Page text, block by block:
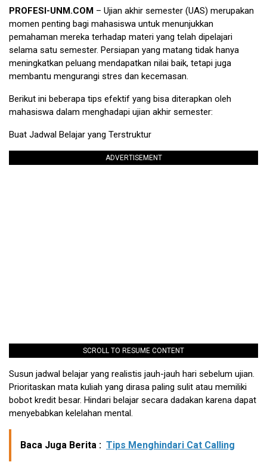
PROFESI-UNM.COM – Ujian akhir semester (UAS) merupakan
momen penting bagi mahasiswa untuk menunjukkan
pemahaman mereka terhadap materi yang telah dipelajari
selama satu semester. Persiapan yang matang tidak hanya
meningkatkan peluang mendapatkan nilai baik, tetapi juga
membantu mengurangi stres dan kecemasan.
Berikut ini beberapa tips efektif yang bisa diterapkan oleh
mahasiswa dalam menghadapi ujian akhir semester:
Buat Jadwal Belajar yang Terstruktur
ADVERTISEMENT
SCROLL TO RESUME CONTENT
Susun jadwal belajar yang realistis jauh-jauh hari sebelum ujian.
Prioritaskan mata kuliah yang dirasa paling sulit atau memiliki
bobot kredit besar. Hindari belajar secara dadakan karena dapat
menyebabkan kelelahan mental.
Baca Juga Berita : Tips Menghindari Cat Calling